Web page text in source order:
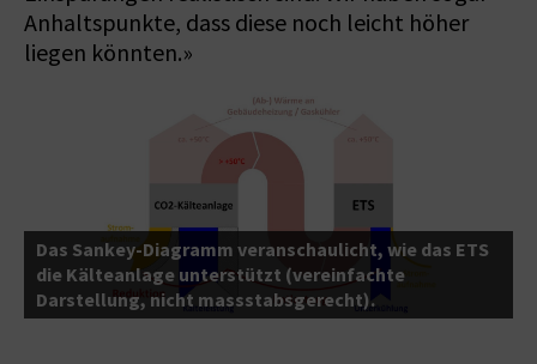
Anhaltspunkte, dass diese noch leicht höher
liegen könnten.»
Das Sankey-Diagramm veranschaulicht, wie das ETS
die Kälteanlage unterstützt (vereinfachte
Darstellung, nicht massstabsgerecht).